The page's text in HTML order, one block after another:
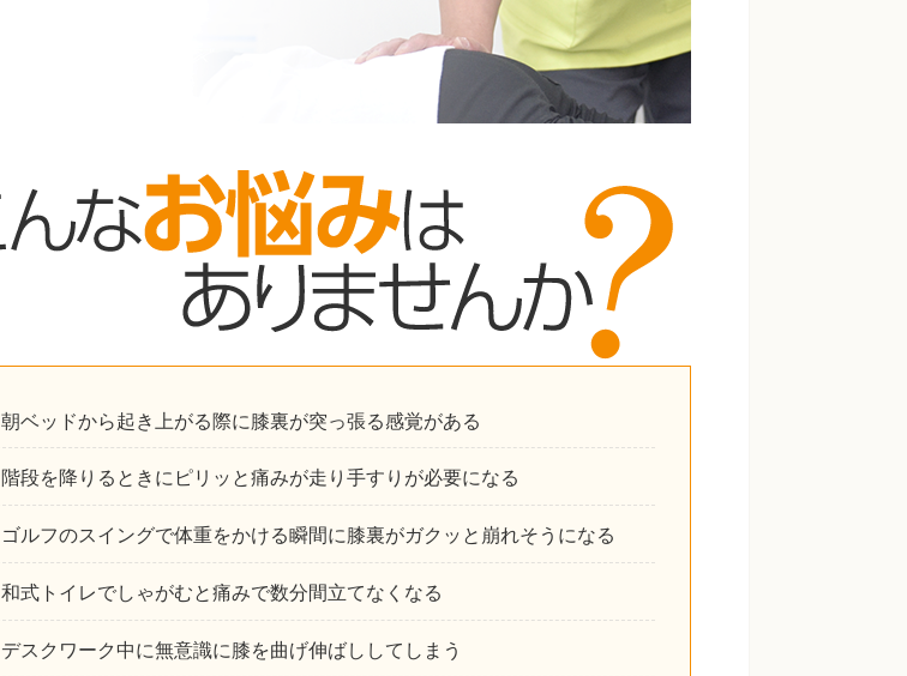
朝ベッドから起き上がる際に膝裏が突っ張る感覚がある
階段を降りるときにピリッと痛みが走り手すりが必要になる
ゴルフのスイングで体重をかける瞬間に膝裏がガクッと崩れそうになる
和式トイレでしゃがむと痛みで数分間立てなくなる
デスクワーク中に無意識に膝を曲げ伸ばししてしまう